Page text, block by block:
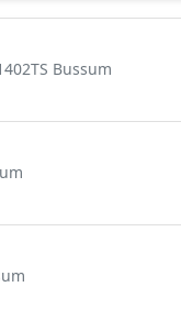
Bussum